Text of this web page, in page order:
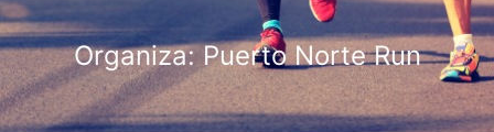
Organiza: Puerto Norte Run